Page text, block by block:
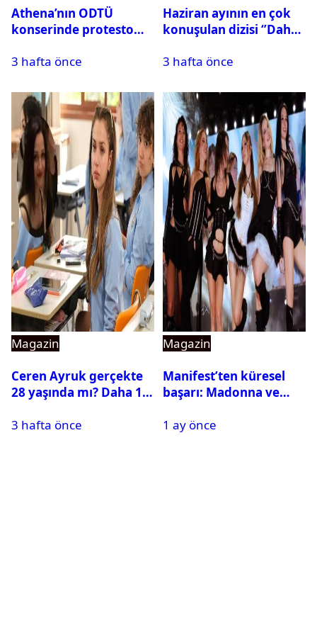
Athena’nın ODTÜ
konserinde protesto
3 hafta önce
Haziran ayının en çok
konuşulan dizisi ‘’Daha
3 hafta önce
Magazin
Ceren Ayruk gerçekte
28 yaşında mı? Daha 17
3 hafta önce
Magazin
Manifest’ten küresel
başarı: Madonna ve
bıraktı
1 ay önce